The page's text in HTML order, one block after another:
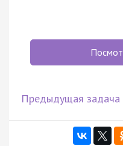
Предыдущая задача